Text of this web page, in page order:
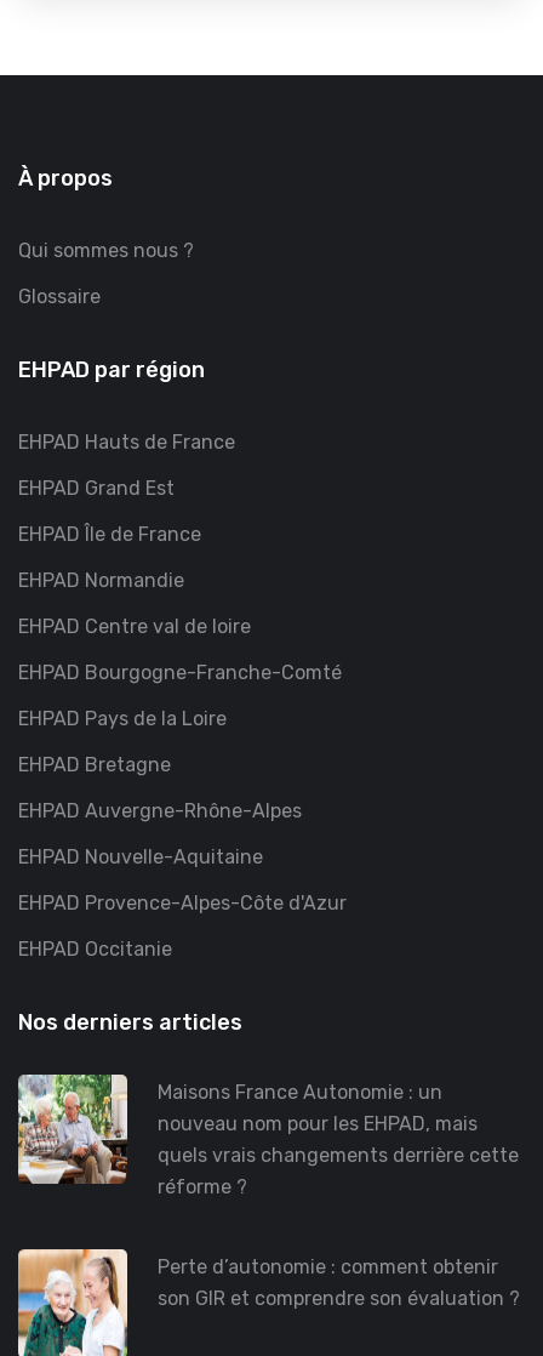
À propos
Qui sommes nous ?
Glossaire
EHPAD par région
EHPAD Hauts de France
EHPAD Grand Est
EHPAD Île de France
EHPAD Normandie
EHPAD Centre val de loire
EHPAD Bourgogne-Franche-Comté
EHPAD Pays de la Loire
EHPAD Bretagne
EHPAD Auvergne-Rhône-Alpes
EHPAD Nouvelle-Aquitaine
EHPAD Provence-Alpes-Côte d'Azur
EHPAD Occitanie
Nos derniers articles
Maisons France Autonomie : un
nouveau nom pour les EHPAD, mais
quels vrais changements derrière cette
réforme ?
Perte d’autonomie : comment obtenir
son GIR et comprendre son évaluation ?